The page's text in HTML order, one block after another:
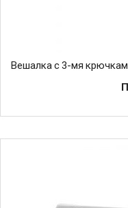
Вешалка с 3-мя